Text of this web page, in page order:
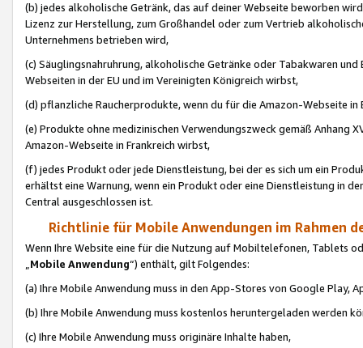
(b) jedes alkoholische Getränk, das auf deiner Webseite beworben
Lizenz zur Herstellung, zum Großhandel oder zum Vertrieb
Unternehmens betrieben wird,
(c) Säuglingsnahruhrung, alkoholische Getränke oder Tabakwaren
Webseiten in der EU und im Vereinigten Königreich wirbst,
(d) pflanzliche Raucherprodukte, wenn du für die Amazon-Webseite in
(e) Produkte ohne medizinischen Verwendungszweck gemäß Anhang
Amazon-Webseite in Frankreich wirbst,
(f) jedes Produkt oder jede Dienstleistung, bei der es sich um ein
erhältst eine Warnung, wenn ein Produkt oder eine Dienstleistung in
Central ausgeschlossen ist.
Richtlinie für Mobile Anwendungen im Rahmen
Wenn Ihre Website eine für die Nutzung auf Mobiltelefonen, Tablets
„Mobile Anwendung“) enthält, gilt Folgendes:
(a) Ihre Mobile Anwendung muss in den App-Stores von Google Play,
(b) Ihre Mobile Anwendung muss kostenlos heruntergeladen werden
(c) Ihre Mobile Anwendung muss originäre Inhalte haben,